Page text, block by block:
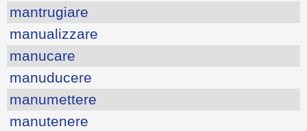
mantrugiare
manualizzare
manucare
manuducere
manumettere
manutenere